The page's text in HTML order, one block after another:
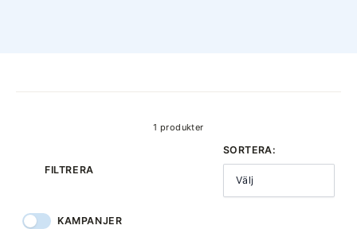
1 produkter
FILTRERA
SORTERA:
Välj
KAMPANJER